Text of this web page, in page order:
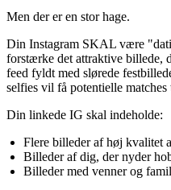
Men der er en stor hage.
Din Instagram SKAL være
forstærke det attraktive billede,
feed fyldt med slørede
selfies vil få potentielle
Din linkede IG skal indeholde:
Flere billeder af høj kvalitet
Billeder af dig, der nyder
Billeder med venner og